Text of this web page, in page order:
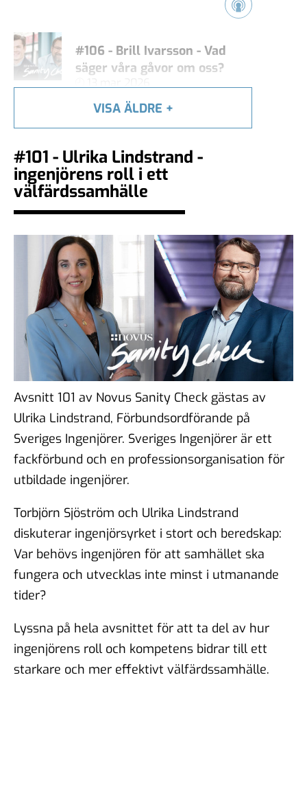
#106 - Brill Ivarsson - Vad
säger våra gåvor om oss?
#105 - Carl Heath - Äger
techjättarna vårt
demokratiska samtal?
06 feb 2026
#104 - Åsa Larsson - AI,
algoritmer och vikten av
källkritik
16 jan 2026
#103 - Anna Troberg - Ett
kunskaps- och kulturbärande
samhälle
05 dec 2025
#102 - Brit Stakston - den
goda webben
#101 - Ulrika Lindstrand -
17 okt 2025
VISA ÄLDRE +
#101 - Ulrika Lindstrand -
ingenjörens roll i ett
välfärdssamhälle
Avsnitt 101 av Novus Sanity Check gästas av
Ulrika Lindstrand, Förbundsordförande på
Sveriges Ingenjörer. Sveriges Ingenjörer är ett
fackförbund och en professionsorganisation för
utbildade ingenjörer.
Torbjörn Sjöström och Ulrika Lindstrand
diskuterar ingenjörsyrket i stort och beredskap:
Var behövs ingenjören för att samhället ska
fungera och utvecklas inte minst i utmanande
tider?
Lyssna på hela avsnittet för att ta del av hur
ingenjörens roll och kompetens bidrar till ett
starkare och mer effektivt välfärdssamhälle.